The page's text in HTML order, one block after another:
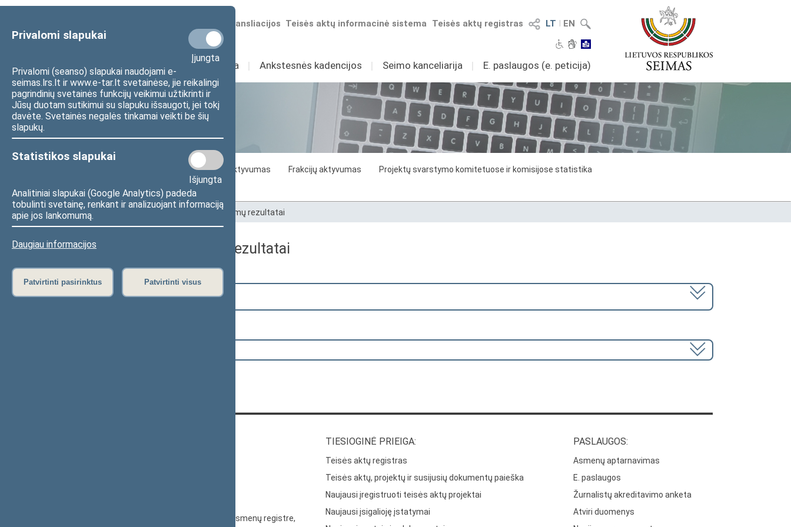
Privalomi slapukai
Įjungta
Privalomi (seanso) slapukai naudojami e-
seimas.lrs.lt ir www.e-tar.lt svetainėse, jie reikalingi
pagrindinių svetainės funkcijų veikimui užtikrinti ir
Jūsų duotam sutikimui su slapuku išsaugoti, jei tokį
davėte. Svetainės negalės tinkamai veikti be šių
slapukų.
Statistikos slapukai
Išjungta
Analitiniai slapukai (Google Analytics) padeda
tobulinti svetainę, renkant ir analizuojant informaciją
apie jos lankomumą.
Daugiau informacijos
Patvirtinti pasirinktus Patvirtinti visus
LT I EN
Teisės aktų registras
Teisės aktų informacinė sistema
Numatomos transliacijos
Sudėtis Veikla I Ankstesnės kadencijos I Seimo kanceliarija I E. paslaugos (e. peticija)
Statistika
Seimo narių aktyvumas Frakcijų aktyvumas
Projektų svarstymo komitetuose ir komisijose statistika
Seimo narių balsavimų rezultatai
Pradžia Seimo narių balsavimų rezultatai
Seimo narių balsavimų rezultatai
Pasirinkite kadenciją:
2024–2028 metų kadencija
Duomenys kaupiami ir saugomi Juridinių asmenų registre,
TIESIOGINĖ PRIEIGA:
Teisės aktų registras
Teisės aktų, projektų ir susijusių dokumentų paieška
Naujausi įregistruoti teisės aktų projektai
Naujausi įsigalioję įstatymai
PASLAUGOS:
Asmenų aptarnavimas
E. paslaugos
Žurnalistų akreditavimo anketa
Atviri duomenys